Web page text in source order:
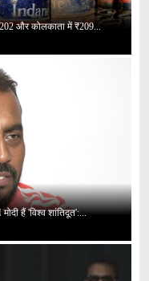
और कोलकाता में ₹209...
हैं 'विश्व शांतिदूत':...